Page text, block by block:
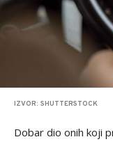
IZVOR: SHUTTERSTOCK
Dobar dio onih koji